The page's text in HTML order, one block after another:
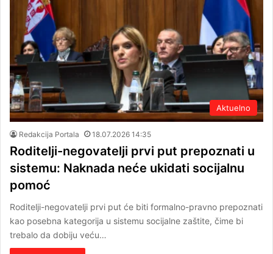
Aktuelno
Redakcija Portala 18.07.2026 14:35
Roditelji-negovatelji prvi put prepoznati u
sistemu: Naknada neće ukidati socijalnu
pomoć
Roditelji-negovatelji prvi put će biti formalno-pravno prepoznati
kao posebna kategorija u sistemu socijalne zaštite, čime bi
trebalo da dobiju veću…